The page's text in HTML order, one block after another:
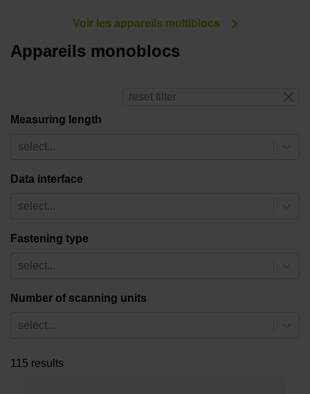
Voir les appareils multiblocs
Appareils monoblocs
reset filter
Measuring length
select...
Data interface
select...
Fastening type
select...
Number of scanning units
select...
115 results